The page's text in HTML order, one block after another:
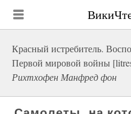
Красный истребитель.
Первой мировой войны
Рихтхофен Манфред фон